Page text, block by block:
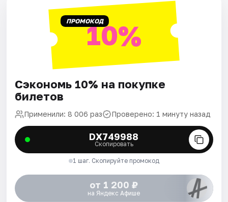
ПРОМОКОД10%
Сэкономь 10% на покупке
билетов
Применили: 8 006 раз Проверено: 1 минуту назад
DX749988
Скопировать
1 шаг. Скопируйте промокод
от 1 200 ₽
на Яндекс Афише